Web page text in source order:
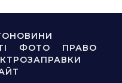
ФОТО
ПРАВО